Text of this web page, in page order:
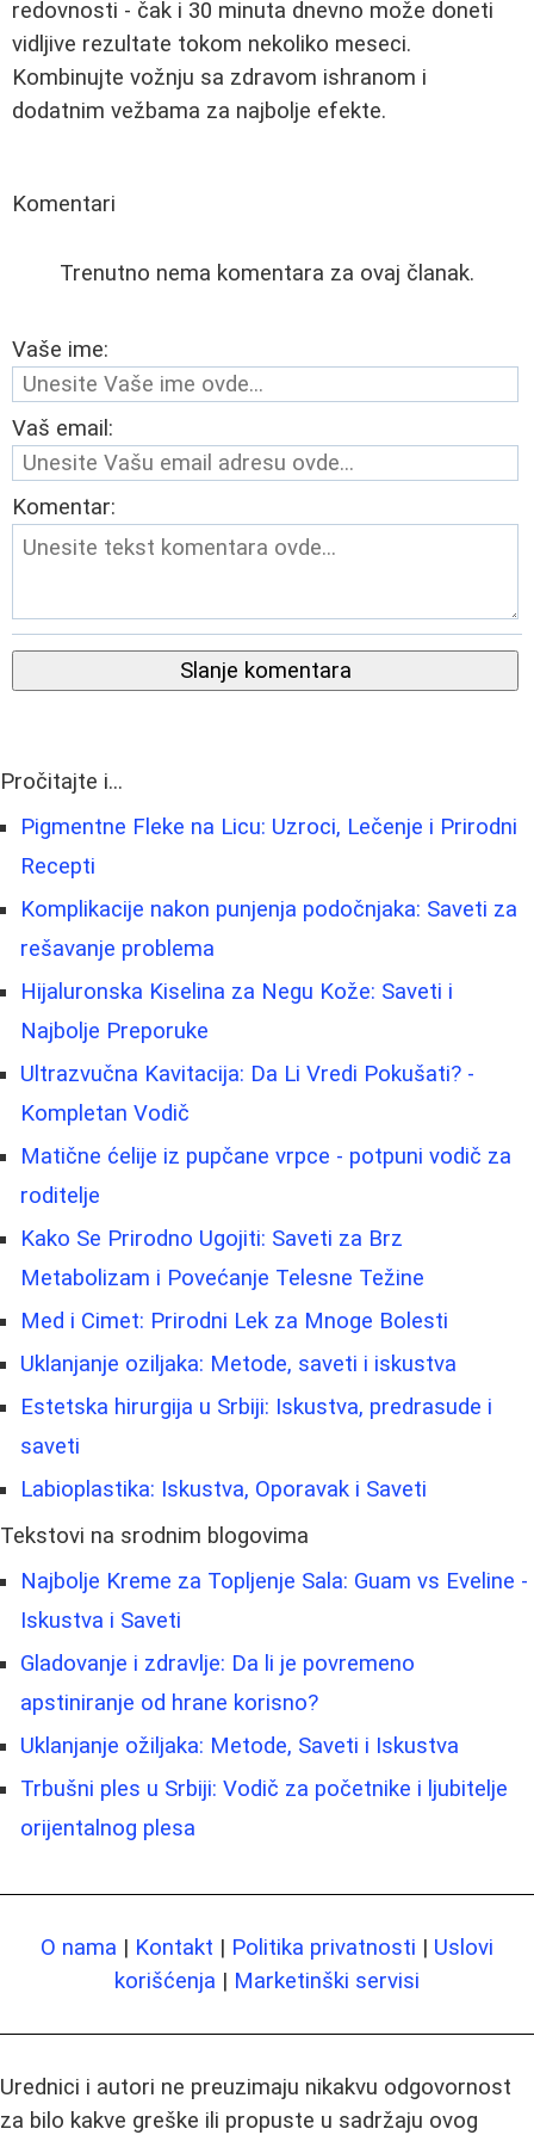
redovnosti - čak i 30 minuta dnevno može doneti
vidljive rezultate tokom nekoliko meseci.
Kombinujte vožnju sa zdravom ishranom i
dodatnim vežbama za najbolje efekte.
Komentari
Trenutno nema komentara za ovaj članak.
Vaše ime:
Vaš email:
Komentar:
Slanje komentara
Pročitajte i...
Pigmentne Fleke na Licu: Uzroci, Lečenje i Prirodni
Recepti
Komplikacije nakon punjenja podočnjaka: Saveti za
rešavanje problema
Hijaluronska Kiselina za Negu Kože: Saveti i
Najbolje Preporuke
Ultrazvučna Kavitacija: Da Li Vredi Pokušati? -
Kompletan Vodič
Matične ćelije iz pupčane vrpce - potpuni vodič za
roditelje
Kako Se Prirodno Ugojiti: Saveti za Brz
Metabolizam i Povećanje Telesne Težine
Med i Cimet: Prirodni Lek za Mnoge Bolesti
Uklanjanje oziljaka: Metode, saveti i iskustva
Estetska hirurgija u Srbiji: Iskustva, predrasude i
saveti
Labioplastika: Iskustva, Oporavak i Saveti
Tekstovi na srodnim blogovima
Najbolje Kreme za Topljenje Sala: Guam vs Eveline -
Iskustva i Saveti
Gladovanje i zdravlje: Da li je povremeno
apstiniranje od hrane korisno?
Uklanjanje ožiljaka: Metode, Saveti i Iskustva
Trbušni ples u Srbiji: Vodič za početnike i ljubitelje
orijentalnog plesa
O nama | Kontakt | Politika privatnosti | Uslovi
korišćenja | Marketinški servisi
Urednici i autori ne preuzimaju nikakvu odgovornost
za bilo kakve greške ili propuste u sadržaju ovog